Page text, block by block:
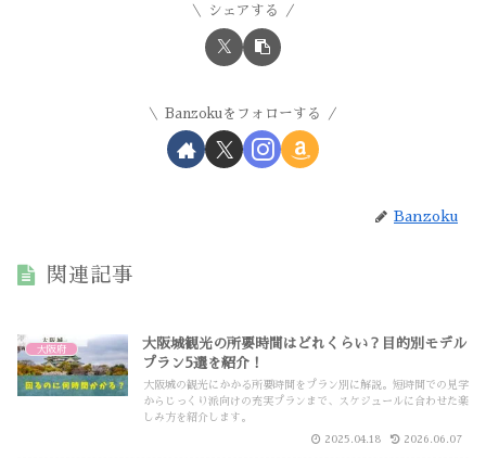
シェアする
Banzokuをフォローする
Banzoku
関連記事
大阪府
大阪城観光の所要時間はどれくらい？目的別モデル
プラン5選を紹介！
大阪城の観光にかかる所要時間をプラン別に解説。短時間での見学
からじっくり派向けの充実プランまで、スケジュールに合わせた楽
しみ方を紹介します。
2025.04.18 2026.06.07